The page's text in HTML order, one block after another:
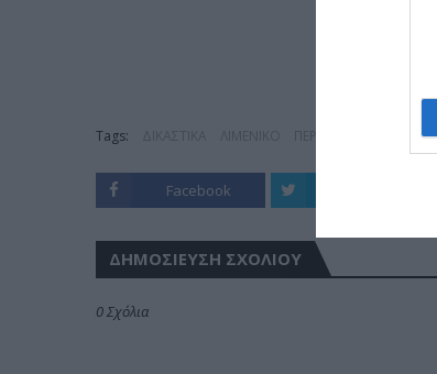
Tags:
Facebook
ΔΗΜΟΣΊΕΥΣΗ ΣΧΟΛΊΟΥ
0 Σχόλια